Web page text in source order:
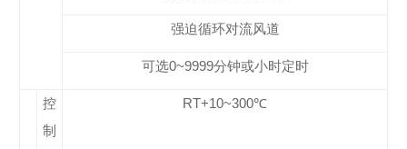
强迫循环对流风道
可选0~9999分钟或小时定时
控
制
RT+10~300℃